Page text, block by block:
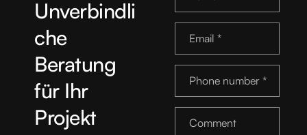
Unverbindli
che
Beratung
für Ihr
Projekt
o
t
a
Email *
Phone number *
Comment